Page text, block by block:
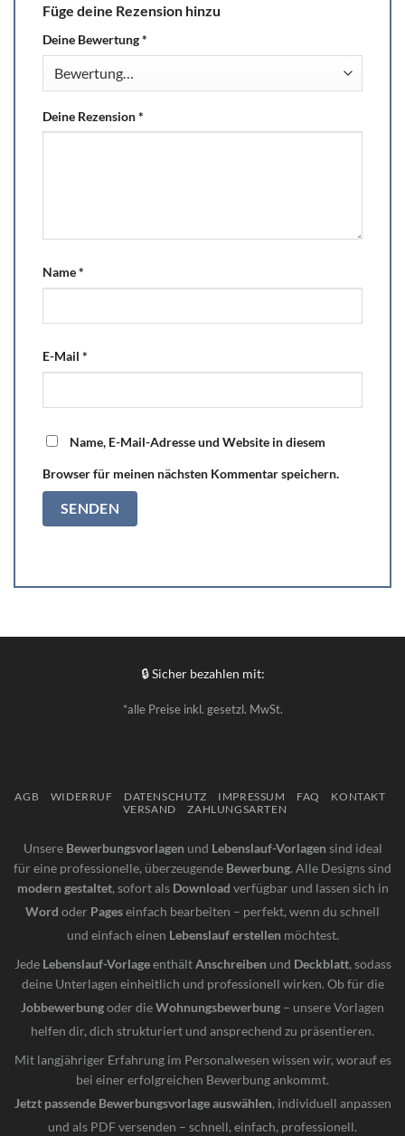
Füge deine Rezension hinzu
Deine Bewertung*
Deine Rezension*
Name*
E-Mail *
Name, E-Mail-Adresse und Website in diesem
Browser für meinen nächsten Kommentar speichern.
🔒 Sicher bezahlen mit:
*alle Preise inkl. gesetzl. MwSt.
AGB WIDERRUF DATENSCHUTZ IMPRESSUM FAQ
KONTAKT
VERSAND
ZAHLUNGSARTEN
Unsere Bewerbungsvorlagen und Lebenslauf-Vorlagen sind ideal
für eine professionelle, überzeugende Bewerbung. Alle Designs sind
modern gestaltet, sofort als Download verfügbar und lassen sich in
Word oder Pageseinfach bearbeiten – perfekt, wenn du schnell
und einfach einen Lebenslauf erstellen möchtest.
Jede Lebenslauf-VorlageenthältAnschreiben und Deckblatt, sodass
deine Unterlagen einheitlich und professionell wirken. Ob für die
Jobbewerbungoder dieWohnungsbewerbung – unsere Vorlagen
helfen dir, dich strukturiert und ansprechend zu präsentieren.
Mit langjähriger Erfahrung im Personalwesen wissen wir, worauf es
bei einer erfolgreichen Bewerbung ankommt.
Jetzt passende Bewerbungsvorlage auswählen, individuell anpassen
und als PDF versenden – schnell, einfach, professionell.